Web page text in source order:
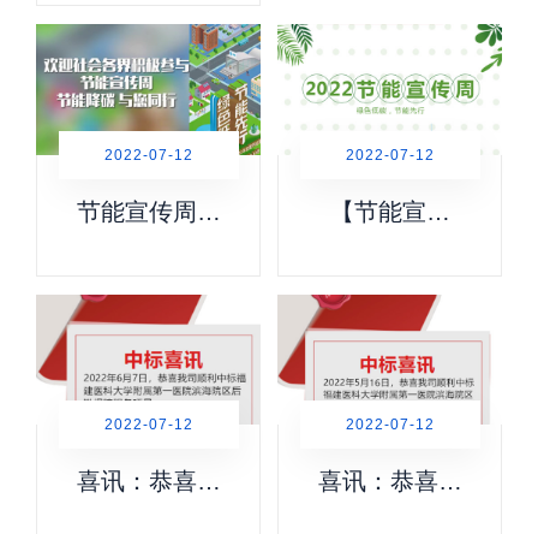
司入选2018－
2019年度福建
省守合同重信
用企业
徐平东一行莅
临我司考察调
研
节能宣传周活
2022-07-12
【节能宣传
2022-07-12
喜讯：恭喜我
2022-07-12
喜讯：恭喜我
2022-07-12